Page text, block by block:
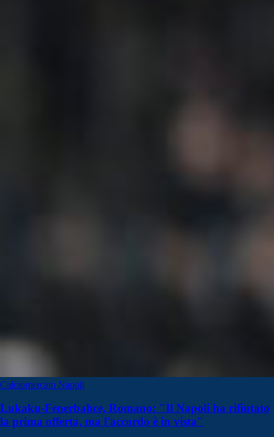
Calciomercato Napoli
Lukaku-Fenerbahce, Romano: "Il Napoli ha rifiutato
la prima offerta, ma l'accordo è in vista"